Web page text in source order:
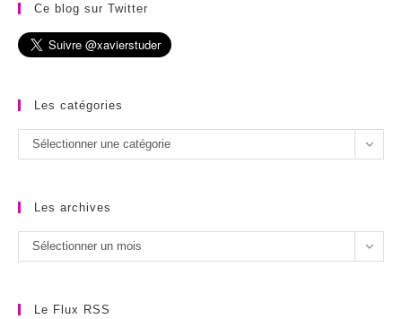
Ce blog sur Twitter
Les catégories
Les
catégories
Sélectionner une catégorie
Les archives
Les
archives
Sélectionner un mois
Le Flux RSS